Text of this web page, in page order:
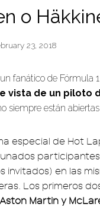
o
23, 2018
fanático de Fórmula
vista de un piloto
siempre están
especial de Hot
invitados) en las
Los primeros
Martin y